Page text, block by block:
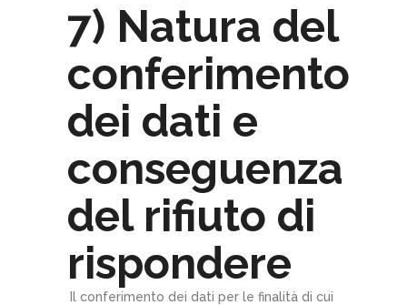
7) Natura del
conferimento
dei dati e
conseguenza
del rifiuto di
rispondere
Il conferimento dei dati per le finalità di cui